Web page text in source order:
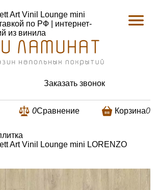
Art Vinil Lounge mini
по РФ | интернет-
из винила
Заказать звонок
0Сравнение Корзина0
Art Vinil Lounge mini LORENZO